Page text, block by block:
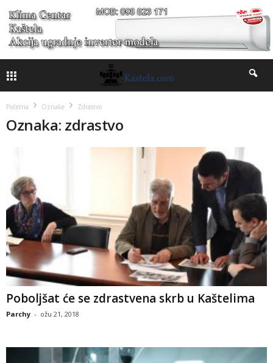
Početna Oznake Zdrastvo
Oznaka: zdrastvo
Poboljšat će se zdrastvena skrb u Kaštelima
Parchy - ožu 21, 2018